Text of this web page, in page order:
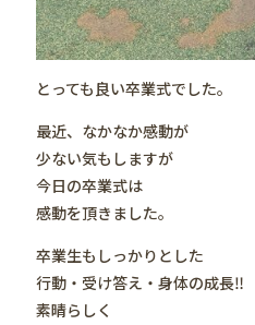
とっても良い卒業式でした。
最近、なかなか感動が
少ない気もしますが
今日の卒業式は
感動を頂きました。
卒業生もしっかりとした
行動・受け答え・身体の成長‼️
素晴らしく